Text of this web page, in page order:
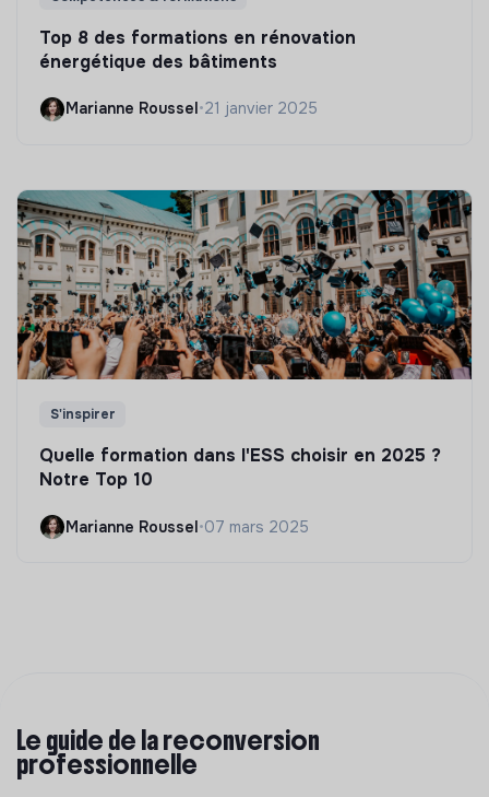
Top 8 des formations en rénovation
énergétique des bâtiments
Marianne Roussel•21 janvier 2025
S'inspirer
Quelle formation dans l'ESS choisir en 2025 ?
Notre Top 10
Marianne Roussel•07 mars 2025
Le guide de la reconversion
professionnelle